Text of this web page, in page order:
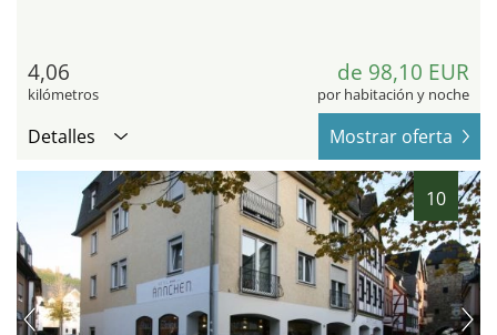
4,06
kilómetros
de 98,10 EUR
por habitación y noche
Detalles Mostrar oferta
10